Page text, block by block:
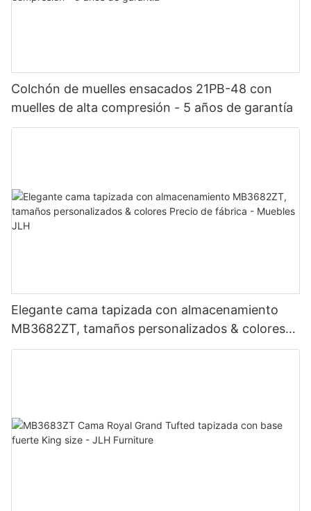
Colchón de muelles ensacados 21PB-48 con
muelles de alta compresión - 5 años de garantía
Elegante cama tapizada con almacenamiento
MB3682ZT, tamaños personalizados & colores
Precio de fábrica - Muebles JLH